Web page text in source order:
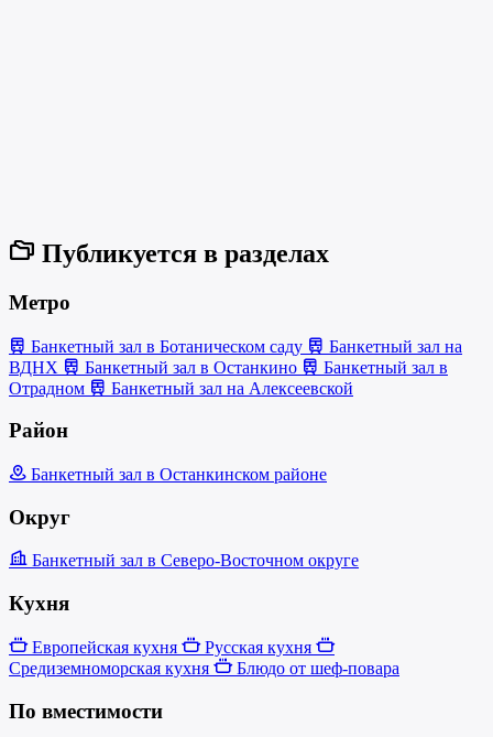
Публикуется в разделах
Метро
Банкетный зал в Ботаническом саду
Банкетный зал на
ВДНХ
Банкетный зал в Останкино
Банкетный зал в
Отрадном
Банкетный зал на Алексеевской
Район
Банкетный зал в Останкинском районе
Округ
Банкетный зал в Северо-Восточном округе
Кухня
Европейская кухня
Русская кухня
Средиземноморская кухня
Блюдо от шеф-повара
По вместимости